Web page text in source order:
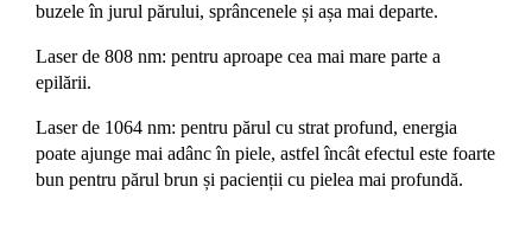
buzele în jurul părului, sprâncenele și așa mai departe.
Laser de 808 nm: pentru aproape cea mai mare parte a
epilării.
Laser de 1064 nm: pentru părul cu strat profund, energia
poate ajunge mai adânc în piele, astfel încât efectul este foarte
bun pentru părul brun și pacienții cu pielea mai profundă.